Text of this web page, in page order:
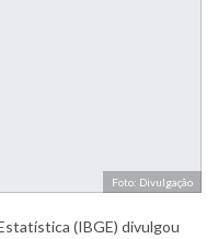
Foto: Divulgação
(IBGE) divulgou